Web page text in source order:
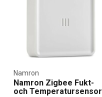
Namron Zigbee Fukt-
och Temperatursensor
Namron